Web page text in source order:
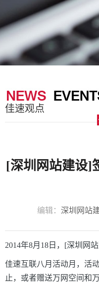
服
案
站
圈
子
关
佳速观点
[深圳网站建设]
编辑： 深圳网站
2014年8月18日，[深圳网
佳速互联八月活动月，活
止，或者赠送万网空间和